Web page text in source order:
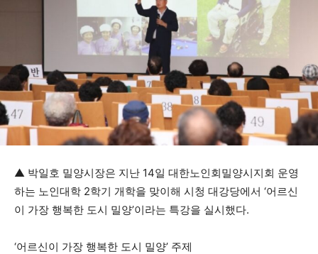
▲ 박일호 밀양시장은 지난 14일 대한노인회밀양시지회 운영
하는 노인대학 2학기 개학을 맞이해 시청 대강당에서 ‘어르신
이 가장 행복한 도시 밀양’이라는 특강을 실시했다.
‘어르신이 가장 행복한 도시 밀양’ 주제